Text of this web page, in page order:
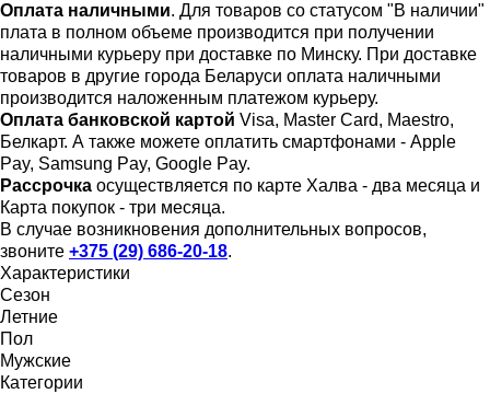
Оплата наличными. Для товаров со статусом "В наличии"
плата в полном объеме производится при получении
наличными курьеру при доставке по Минску. При доставке
товаров в другие города Беларуси оплата наличными
производится наложенным платежом курьеру.
Оплата банковской картой Visa, Master Card, Maestro,
Белкарт. А также можете оплатить смартфонами - Apple
Pay, Samsung Pay, Google Pay.
Рассрочка осуществляется по карте Халва - два месяца и
Карта покупок - три месяца.
В случае возникновения дополнительных вопросов,
звоните +375 (29) 686-20-18.
Характеристики
Сезон
Летние
Пол
Мужские
Категории